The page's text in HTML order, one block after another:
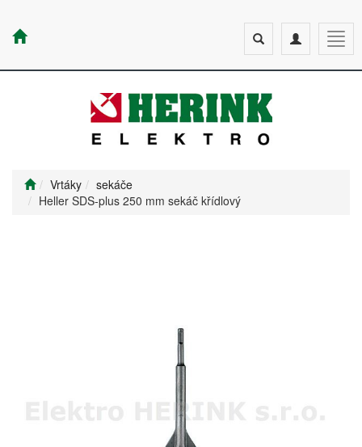
Toggle
navigation
Toggle
search
Vrtáky
sekáče
Heller SDS-plus 250 mm sekáč křídlový